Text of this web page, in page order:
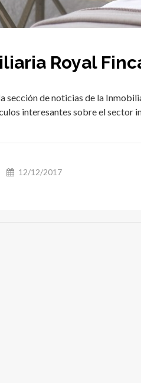
Royal
sección de noticias de la
interesantes sobre el sector
12/12/2017